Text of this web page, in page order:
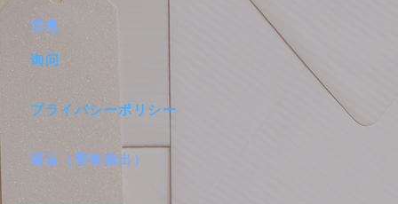
询问
语言（即将推出）
消息
プライバシーポリシー